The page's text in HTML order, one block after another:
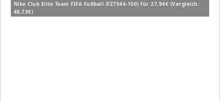
Nike Club Elite Team FIFA Fußball (FZ7544-100) für 27,94€ (Vergleich:
48,73€)